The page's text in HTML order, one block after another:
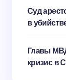
Суд
в
Главы
кризис в